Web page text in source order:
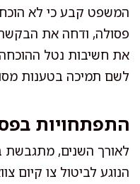
המשפט קבע כי לא
פסולה, ודחה את
את חשיבות נטל ההוכחה
לשם תמיכה בטענות
התפתחויות
לאורך השנים, מתגבשת
הנוגע לביטול צו קיום